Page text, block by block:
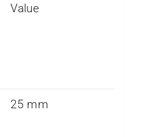
Value
25 mm